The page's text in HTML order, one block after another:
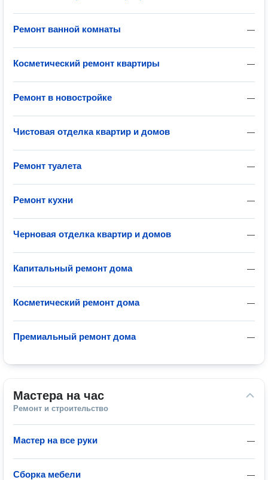
—
Ремонт ванной комнаты
—
Косметический ремонт квартиры
—
Ремонт в новостройке
—
Чистовая отделка квартир и домов
—
Ремонт туалета
—
Ремонт кухни
—
Черновая отделка квартир и домов
—
Капитальный ремонт дома
—
Косметический ремонт дома
—
Премиальный ремонт дома
Мастера на час
Ремонт и строительство
—
Мастер на все руки
—
Сборка мебели